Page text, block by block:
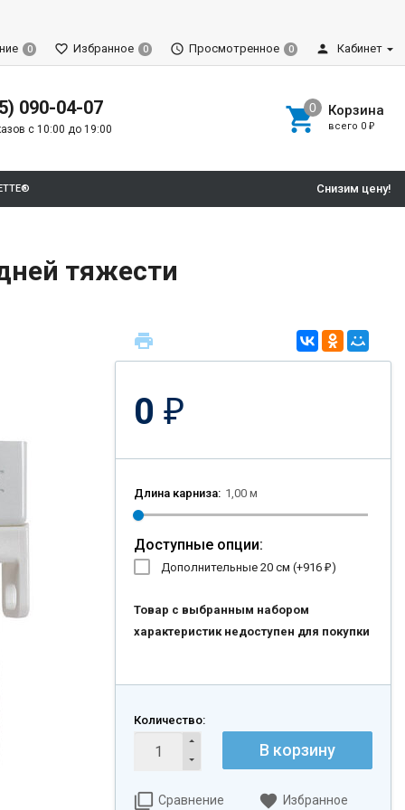
0 Избранное 0 Просмотренное 0 Кабинет
090-04-07
с 10:00 до 19:00
Корзина
всего 0 ₽
Снизим цену!
тяжести
0 ₽
Длина карниза: 1,00 м
Доступные опции:
Дополнительные 20 см (+916 ₽)
Товар с выбранным набором
характеристик недоступен для покупки
Количество:
В корзину
Сравнение Избранное